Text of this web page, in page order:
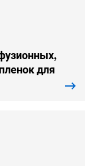
для